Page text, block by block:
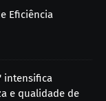
Eficiência
intensifica
e qualidade de